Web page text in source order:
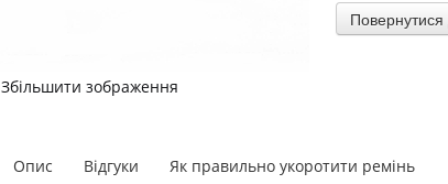
Збільшити зображення
Опис Відгуки Як правильно укоротити ремінь